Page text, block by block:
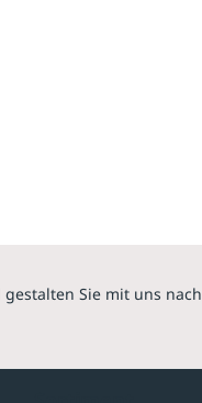
Sie mit uns